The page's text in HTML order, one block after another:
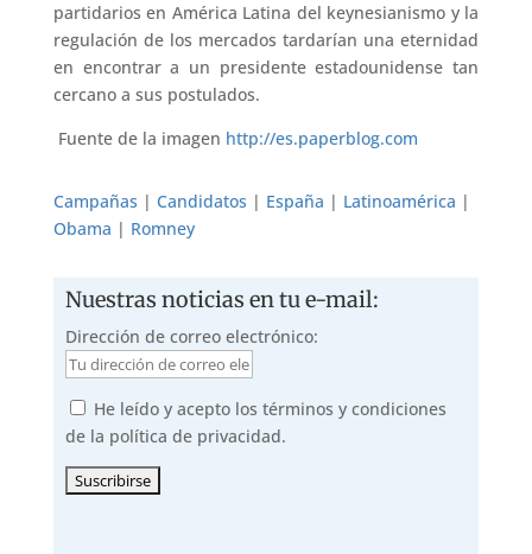
partidarios en América Latina del keynesianismo y la
regulación de los mercados tardarían una eternidad
en encontrar a un presidente estadounidense tan
cercano a sus postulados.
Fuente de la imagen http://es.paperblog.com
Campañas | Candidatos | España | Latinoamérica |
Obama | Romney
Nuestras noticias en tu e-mail:
Dirección de correo electrónico:
He leído y acepto los términos y condiciones
de la política de privacidad.